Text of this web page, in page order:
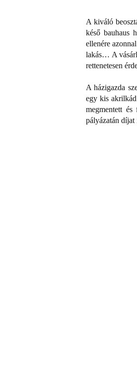
A kiváló
késő bauhaus
ellenére
lakás… A
rettenetesen
A házigazda
egy kis
megmentett
pályázatán díjat